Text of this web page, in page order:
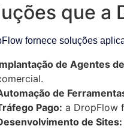
que a
fornece soluções
de Agentes
de
Pago: a DropFlow
de Sites: